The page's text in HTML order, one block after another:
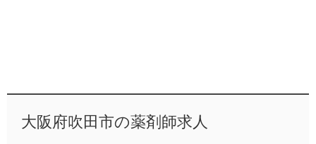
大阪府吹田市の薬剤師求人